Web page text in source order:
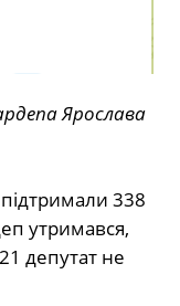
Ярослава
338
утримався,
депутат не